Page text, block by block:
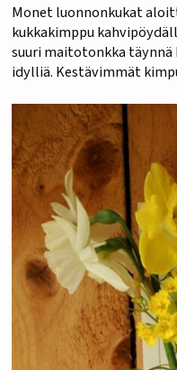
Monet luonnonkukat aloittavat parhaillaan kukintaansa. Siro
kukkakimppu
suuri maitotonkka täynnä
idylliä. Kestävimmät